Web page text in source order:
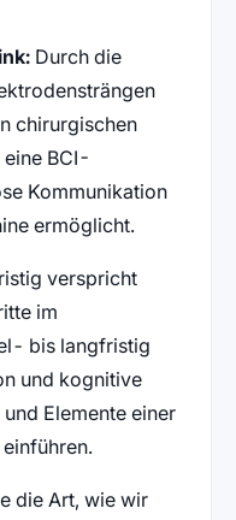
Durch die
chirurgischen
BCI-
Kommunikation
ermöglicht.
verspricht
im
bis langfristig
und kognitive
Elemente einer
die Art, wie wir